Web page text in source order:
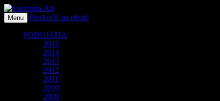
Spectrum-Art
O spoločnosti Spectrum Art
Menu Preskočiť na obsah
PODUJATIA
2015
2014
2013
2012
2011
2010
2009